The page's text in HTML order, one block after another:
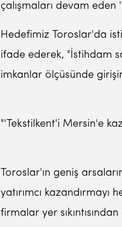
çalışmaları devam eden '
Hedefimiz Toroslar'da
ifade ederek, "İstihdam
imkanlar ölçüsünde
"'Tekstilkent'i Mersin'e
Toroslar'ın geniş
yatırımcı
firmalar yer